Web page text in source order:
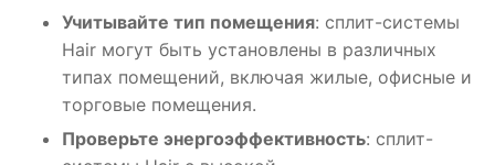
Учитывайте тип помещения: сплит-системы
Hair могут быть установлены в различных
типах помещений, включая жилые, офисные и
торговые помещения.
Проверьте энергоэффективность: сплит-